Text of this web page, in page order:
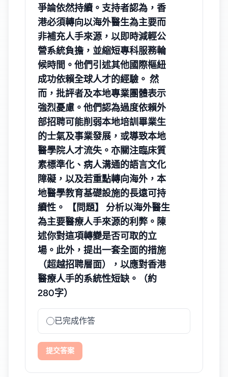
爭論依然持續。支持者認為，香
港必須轉向以海外醫生為主要而
非補充人手來源，以即時減輕公
營系統負擔，並縮短專科服務輪
候時間。他們引述其他國際樞紐
成功依賴全球人才的經驗。 然
而，批評者及本地專業團體表示
強烈憂慮。他們認為過度依賴外
部招聘可能削弱本地培訓畢業生
的士氣及事業發展，或導致本地
醫學院人才流失。亦關注臨床質
素標準化、病人溝通的語言文化
障礙，以及若重點轉向海外，本
地醫學教育基礎設施的長遠可持
續性。 【問題】 分析以海外醫生
為主要醫療人手來源的利弊。陳
述你對這項轉變是否可取的立
場。此外，提出一套全面的措施
（超越招聘層面），以應對香港
醫療人手的系統性短缺。（約
280字）
已完成作答
提交答案